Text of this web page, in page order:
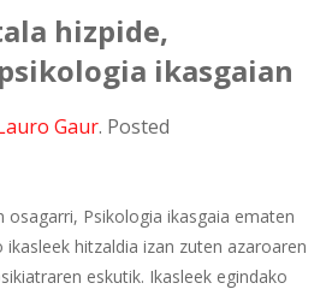
hizpide,
ikasgaian
Gaur. Posted
osagarri, Psikologia ikasgaia ematen
hitzaldia izan zuten azaroaren
eskutik. Ikasleek egindako